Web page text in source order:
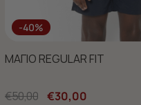
-40%
ΜΑΓΙΟ REGULAR FIT
€50,00 €30,00